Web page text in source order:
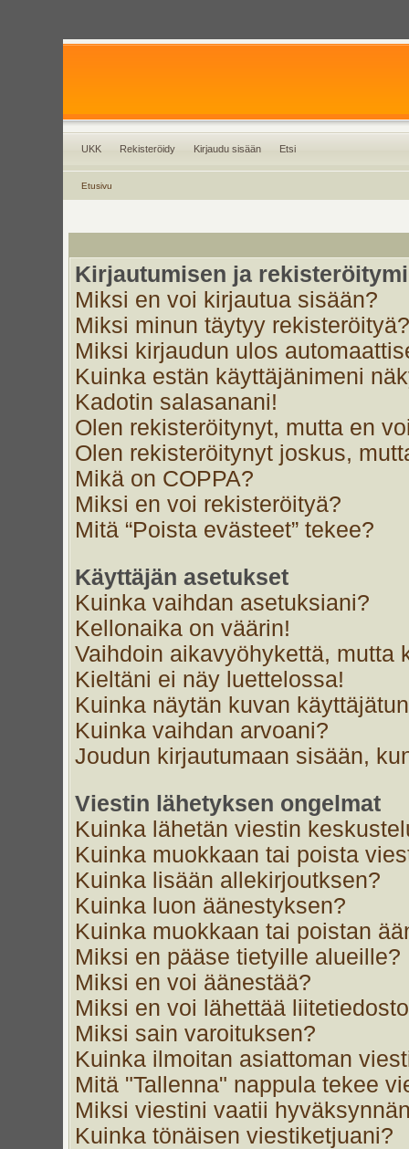
UKK Rekisteröidy Kirjaudu sisään Etsi
Etusivu
Kirjautumisen ja
Miksi en voi kirjautua sisään?
Miksi minun täytyy rekisteröityä?
Miksi kirjaudun ulos
Kuinka estän käyttäjänimeni
Kadotin salasanani!
Olen rekisteröitynyt, mutta en
Olen rekisteröitynyt joskus,
Mikä on COPPA?
Miksi en voi rekisteröityä?
Mitä “Poista evästeet” tekee?
Käyttäjän asetukset
Kuinka vaihdan asetuksiani?
Kellonaika on väärin!
Vaihdoin aikavyöhykettä, mutta
Kieltäni ei näy luettelossa!
Kuinka näytän kuvan
Kuinka vaihdan arvoani?
Joudun kirjautumaan sisään,
Viestin lähetyksen ongelmat
Kuinka lähetän viestin
Kuinka muokkaan tai poista
Kuinka lisään allekirjoutksen?
Kuinka luon äänestyksen?
Kuinka muokkaan tai poistan
Miksi en pääse tietyille alueille?
Miksi en voi äänestää?
Miksi en voi lähettää
Miksi sain varoituksen?
Kuinka ilmoitan asiattoman
Mitä "Tallenna" nappula tekee
Miksi viestini vaatii
Kuinka tönäisen viestiketjuani?